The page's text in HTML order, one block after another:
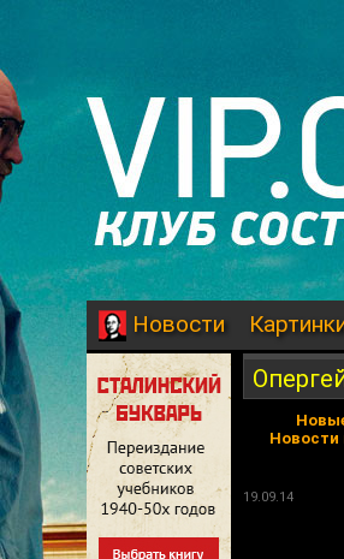
Новости
Новости
19.09.14